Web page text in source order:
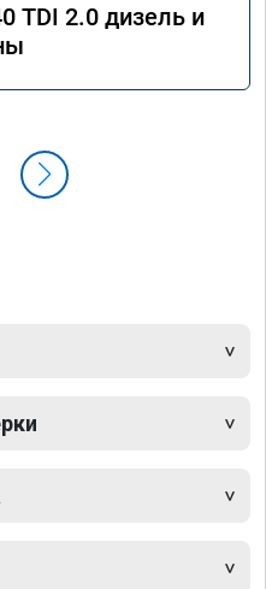
TDI 2.0 дизель и